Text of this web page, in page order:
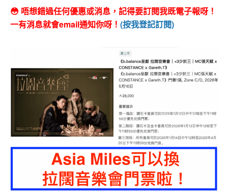
😳 唔想錯過任何優惠或消息，記得要訂閱我既電子報呀！
一有消息就會email通知你呀！ (按我登記訂閱)